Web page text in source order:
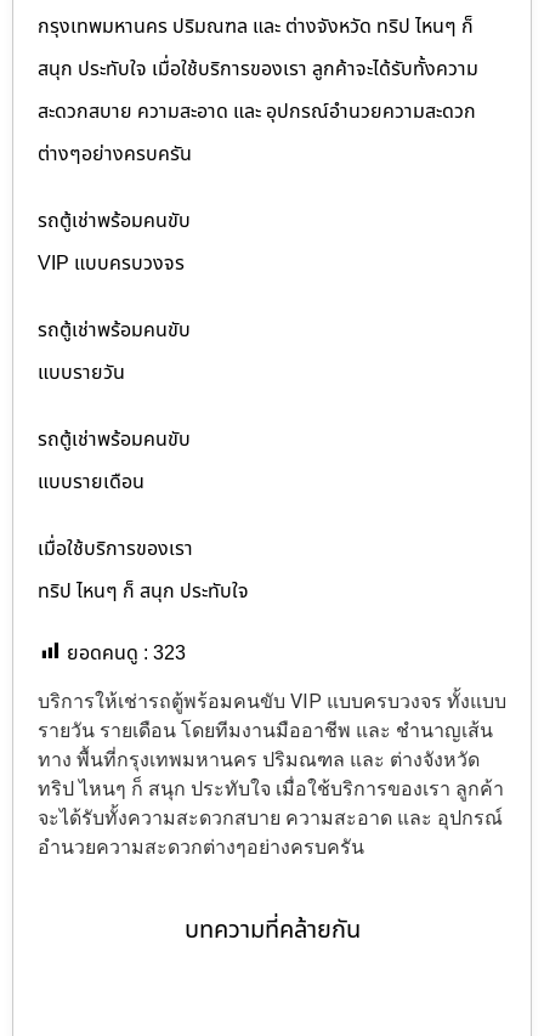
กรุงเทพมหานคร ปริมณฑล และ ต่างจังหวัด ทริป ไหนๆ ก็
สนุก ประทับใจ เมื่อใช้บริการของเรา ลูกค้าจะได้รับทั้งความ
สะดวกสบาย ความสะอาด และ อุปกรณ์อำนวยความสะดวก
ต่างๆอย่างครบครัน
รถตู้เช่าพร้อมคนขับ
VIP แบบครบวงจร
รถตู้เช่าพร้อมคนขับ
แบบรายวัน
รถตู้เช่าพร้อมคนขับ
แบบรายเดือน
เมื่อใช้บริการของเรา
ทริป ไหนๆ ก็ สนุก ประทับใจ
ยอดคนดู : 323
บริการให้เช่ารถตู้พร้อมคนขับ VIP แบบครบวงจร ทั้งแบบ
รายวัน รายเดือน โดยทีมงานมืออาชีพ และ ชำนาญเส้น
ทาง พื้นที่กรุงเทพมหานคร ปริมณฑล และ ต่างจังหวัด
ทริป ไหนๆ ก็ สนุก ประทับใจ เมื่อใช้บริการของเรา ลูกค้า
จะได้รับทั้งความสะดวกสบาย ความสะอาด และ อุปกรณ์
อำนวยความสะดวกต่างๆอย่างครบครัน
บทความที่คล้ายกัน